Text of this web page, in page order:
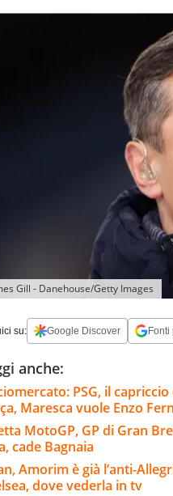
Gill - Danehouse/Getty Images
su: Google Discover Fonti
anche:
PSG, il
Maresca vuole Enzo
MotoGP, GP di Gran
cade Bagnaia
Amorim è già l’anti-
dove vederla in tv